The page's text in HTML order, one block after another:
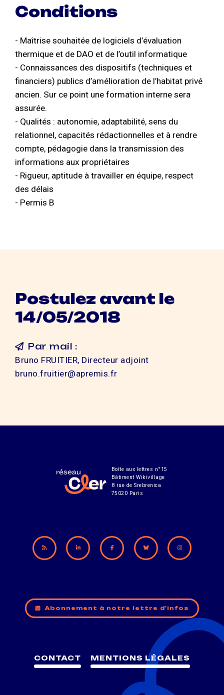
Conditions
- Maîtrise souhaitée de logiciels d’évaluation
thermique et de DAO et de l’outil informatique
- Connaissances des dispositifs (techniques et
financiers) publics d’amélioration de l’habitat privé
ancien. Sur ce point une formation interne sera
assurée.
- Qualités : autonomie, adaptabilité, sens du
relationnel, capacités rédactionnelles et à rendre
compte, pédagogie dans la transmission des
informations aux propriétaires
- Rigueur, aptitude à travailler en équipe, respect
des délais
- Permis B
Postulez avant le
14/05/2018
Par mail :
Bruno FRUITIER, Directeur adjoint
bruno.fruitier@apremis.fr
Boîte aux lettres n°15
Bâtiment Wikivillage
8 rue de Srebrenica
75020 Paris
Abonnement à notre lettre d'infos
CONTACT MENTIONS LÉGALES